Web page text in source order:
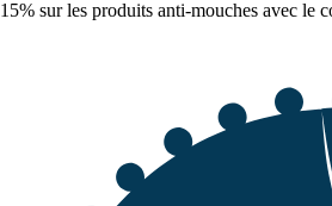
15% sur les produits anti-mouches avec le